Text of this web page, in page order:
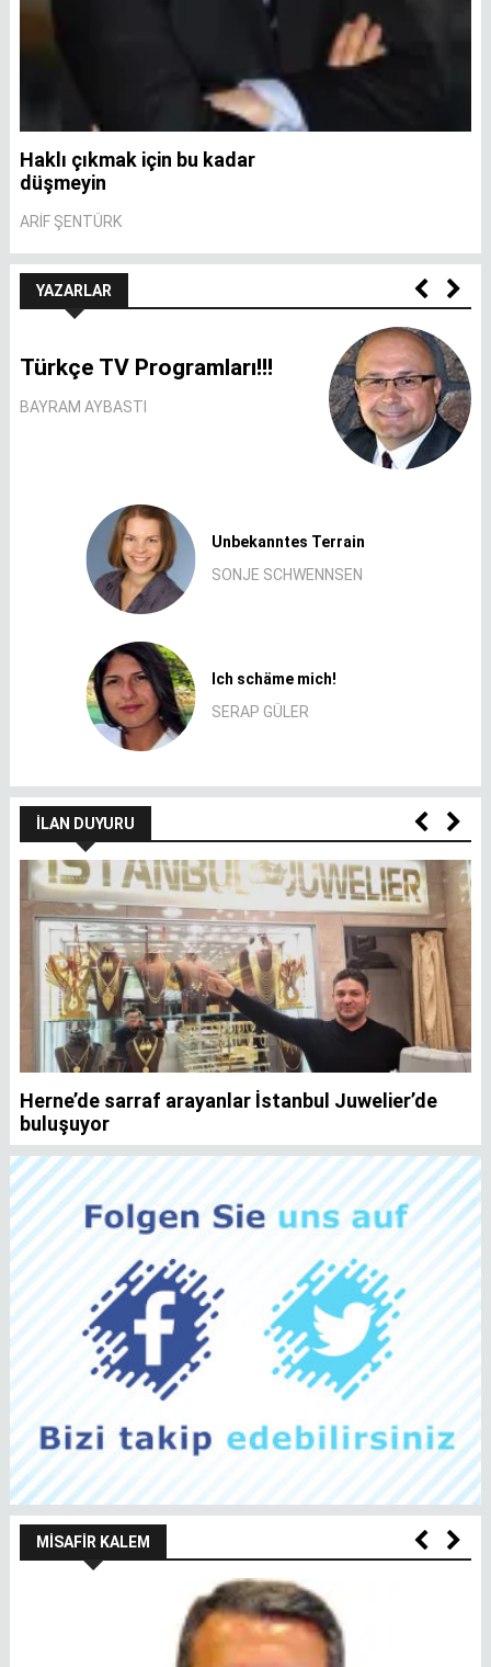
Haklı çıkmak için bu kadar
düşmeyin
ARIF ŞENTÜRK
YAZARLAR
Türkçe TV Programları!!!
BAYRAM AYBASTI
Unbekanntes Terrain
SONJE SCHWENNSEN
Ich schäme mich!
SERAP GÜLER
İLAN DUYURU
Herne’de sarraf arayanlar İstanbul Juwelier’de
buluşuyor
MISAFIR KALEM